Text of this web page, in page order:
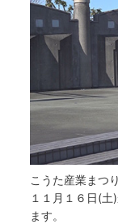
こうた産業まつ
１１月１６日(
ます。